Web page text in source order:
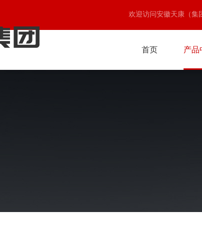
欢迎访问安徽天康（集
首页 产品